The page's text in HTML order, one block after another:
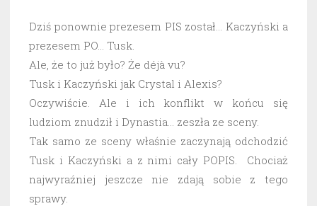
Dziś ponownie prezesem PIS został… Kaczyński a
prezesem PO… Tusk.
Ale, że to już było? Że déjà vu?
Tusk i Kaczyński jak Crystal i Alexis?
Oczywiście. Ale i ich konflikt w końcu się
ludziom znudził i Dynastia… zeszła ze sceny.
Tak samo ze sceny właśnie zaczynają odchodzić
Tusk i Kaczyński a z nimi cały POPIS. Chociaż
najwyraźniej jeszcze nie zdają sobie z tego
sprawy.